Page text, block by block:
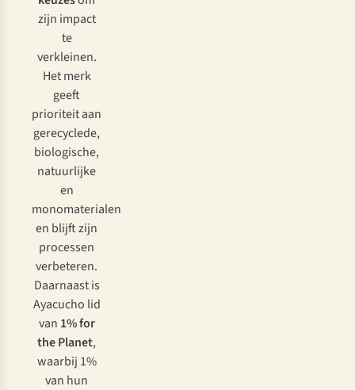
zijn impact
te
verkleinen.
Het merk
geeft
prioriteit aan
gerecyclede,
biologische,
natuurlijke
en
monomaterialen
en blijft zijn
processen
verbeteren.
Daarnaast is
Ayacucho lid
van 1% for
the Planet,
waarbij 1%
van hun